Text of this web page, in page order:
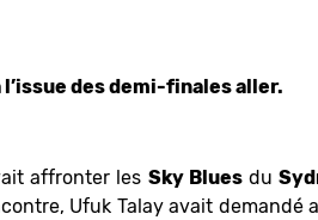
des demi-finales aller.
affronter les Sky Bluesdu
Ufuk Talay avait demandé